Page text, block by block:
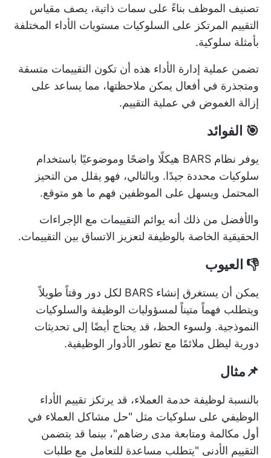
تصنيف الموظف بناءً على سمات ذاتية، يصف مقياس
التقييم المرتكز على السلوكيات مستويات الأداء المختلفة
بأمثلة سلوكية.
تضمن عملية إدارة الأداء هذه أن تكون التقييمات متسقة
ومتجذرة في أفعال يمكن ملاحظتها، مما يساعد على
إزالة الغموض في عملية التقييم.
🎯 الفوائد
يوفر نظام BARS هيكلًا واضحًا وموضوعيًا باستخدام
سلوكيات محددة جيدًا. وبالتالي، فهو يقلل من التحيز
المحتمل ويسهل على الموظفين فهم ما هو متوقع.
والأفضل من ذلك أنه يوائم التقييمات مع الإجراءات
الحقيقية الخاصة بالوظيفة لتعزيز الاتساق بين التقييمات.
👎 العيوب
يمكن أن يستغرق إنشاء BARS لكل دور وقتاً طويلاً
ويتطلب فهماً متيناً لمسؤوليات الوظيفة والسلوكيات
النموذجية. ولسوء الحظ، قد يحتاج أيضًا إلى تحديثات
دورية ليظل ملائمًا مع تطور الأدوار الوظيفية.
📌مثال
بالنسبة لوظيفة خدمة العملاء، قد يرتكز تقييم الأداء
الوظيفي على سلوكيات مثل "حل مشاكل العملاء في
أول مكالمة ومتابعة مدى رضاهم"، بينما قد يتضمن
التقييم الأدنى "يتطلب مساعدة للتعامل مع طلبات